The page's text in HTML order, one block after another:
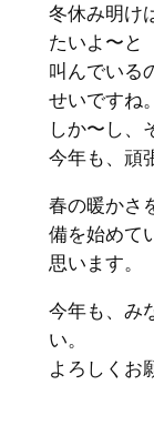
冬休み明け
たいよ〜と
叫んでいる
せいですね。
しか〜し、
今年も、頑
春の暖かさ
備を始めて
思います。
今年も、み
い。
よろしくお